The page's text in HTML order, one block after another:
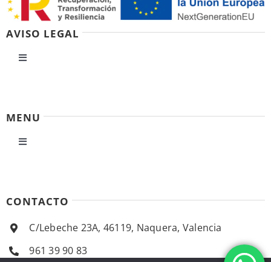
AVISO LEGAL
Toggle
Accesibilidad
Ayuda accesibilidad
MENU
Toggle
Productos
CONTACTO
C/Lebeche 23A, 46119, Naquera, Valencia
961 39 90 83